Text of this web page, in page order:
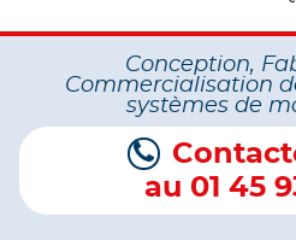
Conception,
Commercialisation
systèmes de
au 01 45